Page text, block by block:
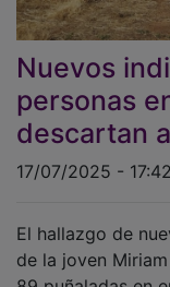
Nuevos
personas
descartan
17/07/2025 - 17:42
El hallazgo de
de la joven